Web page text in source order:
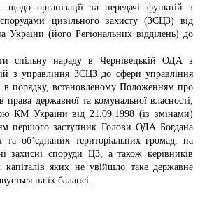
організації та передачі функцій з
цивільного захисту (ЗСЦЗ) від
(його Регіональних відділень) до
спільну нараду в Чернівецькій ОДА з
з управління ЗСЦЗ до сфери управління
в порядку, встановленому Положенням про
права державної та комунальної власності,
КМ України від 21.09.1998 (із змінами)
першого заступник Голови ОДА Богдана
та об’єднаних територіальних громад, на
захисні споруди ЦЗ, а також керівників
капіталів яких не увійшло таке державне
на їх балансі.